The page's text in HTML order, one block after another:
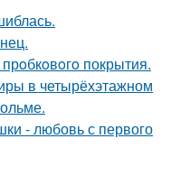
покрытия.
в четырёхэтажном
- любовь с первого